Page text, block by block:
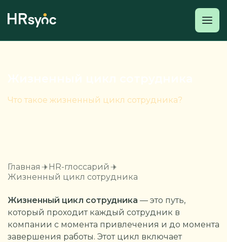
Что такое жизненный цикл сотрудника?
Главная
HR-глоссарий
Жизненный цикл сотрудника
Жизненный цикл сотрудника — это путь,
который проходит каждый сотрудник в
компании с момента привлечения и до момента
завершения работы. Этот цикл включает